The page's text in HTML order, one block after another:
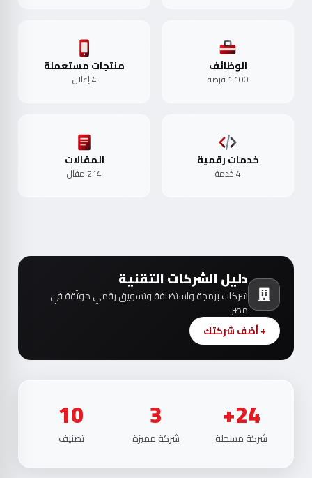
الوظائف
1٬100 فرصة
منتجات مستعملة
4 إعلان
خدمات رقمية
4 خدمة
المقالات
214 مقال
دليل الشركات التقنية
شركات برمجة واستضافة وتسويق رقمي موثّقة في
مصر
+ أضف شركتك
24+
شركة مسجلة
3
شركة مميزة
10
تصنيف